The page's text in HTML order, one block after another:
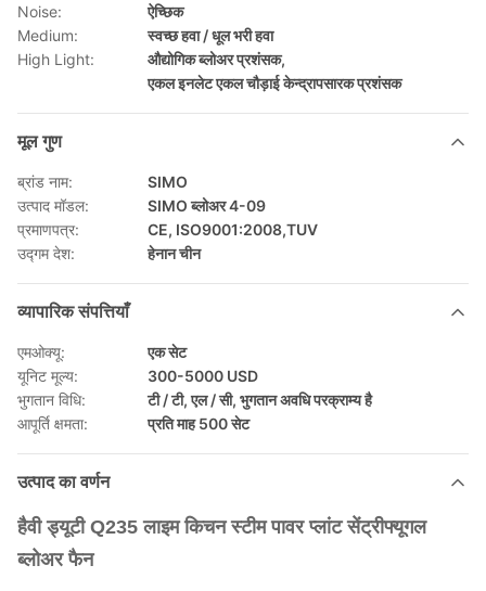
Noise:
ऐच्छिक
Medium:
स्वच्छ हवा / धूल भरी हवा
High Light:
औद्योगिक ब्लोअर प्रशंसक,
एकल इनलेट एकल चौड़ाई केन्द्रापसारक प्रशंसक
मूल गुण
ब्रांड नाम:
SIMO
उत्पाद मॉडल:
SIMO ब्लोअर 4-09
प्रमाणपत्र:
CE, ISO9001:2008,TUV
उद्गम देश:
हेनान चीन
व्यापारिक संपत्तियाँ
एमओक्यू:
एक सेट
यूनिट मूल्य:
300-5000 USD
भुगतान विधि:
टी / टी, एल / सी, भुगतान अवधि परक्राम्य है
आपूर्ति क्षमता:
प्रति माह 500 सेट
उत्पाद का वर्णन
हैवी ड्यूटी Q235 लाइम किचन स्टीम पावर प्लांट सेंट्रीफ्यूगल
ब्लोअर फैन